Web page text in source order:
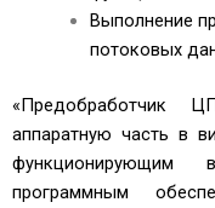
Выполнение
потоковых
«Предобработчик
аппаратную часть в
функционирующим
программным